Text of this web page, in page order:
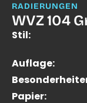
RADIERUNGEN
WVZ 104
Stil:
Auflage:
Papier: